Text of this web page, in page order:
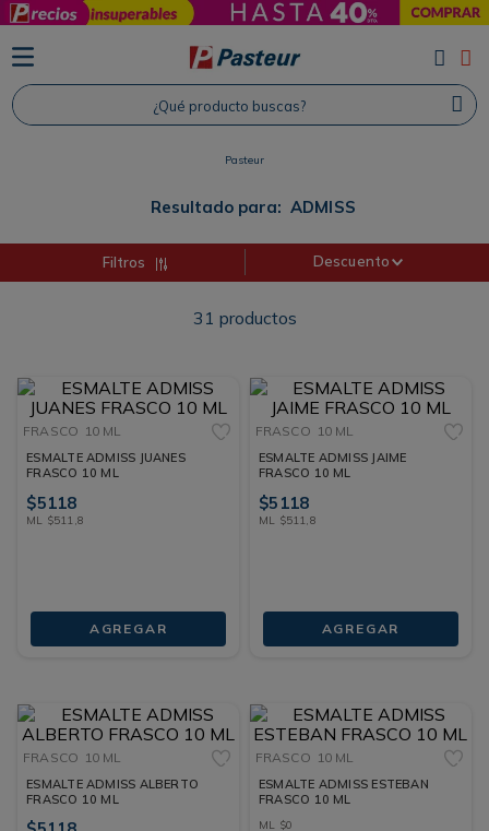
¿Qué producto buscas?
Pasteur
Resultado para: ADMISS
Filtros Descuento
31 productos
FRASCO 10 ML
ESMALTE ADMISS JUANES
FRASCO 10 ML
$5118
ML $511 8
AGREGAR
FRASCO 10 ML
ESMALTE ADMISS JAIME
FRASCO 10 ML
$5118
ML $511 8
AGREGAR
FRASCO 10 ML
ESMALTE ADMISS ALBERTO
FRASCO 10 ML
FRASCO 10 ML
ESMALTE ADMISS ESTEBAN
FRASCO 10 ML
ML $0
TÉRMINOS MÁS BUSCADOS
1. Protector Solar
2. Proteina